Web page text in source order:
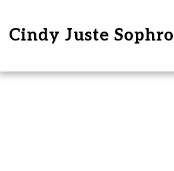
Cindy Juste